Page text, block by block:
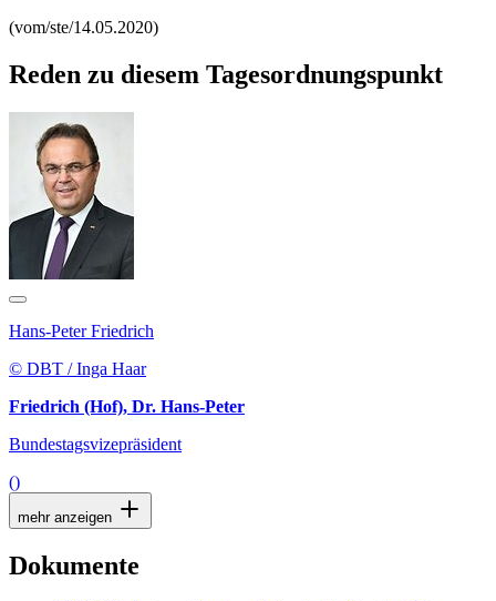
(vom/ste/14.05.2020)
Reden zu diesem Tagesordnungspunkt
Hans-Peter Friedrich
© DBT / Inga Haar
Friedrich (Hof), Dr. Hans-Peter
Bundestagsvizepräsident
()
mehr anzeigen
Dokumente